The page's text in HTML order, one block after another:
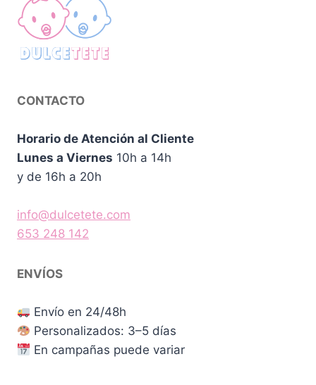
CONTACTO
Horario de Atención al Cliente
Lunes a Viernes 10h a 14h
y de 16h a 20h
info@dulcetete.com
653 248 142
ENVÍOS
Envío en 24/48h
Personalizados: 3–5 días
En campañas puede variar